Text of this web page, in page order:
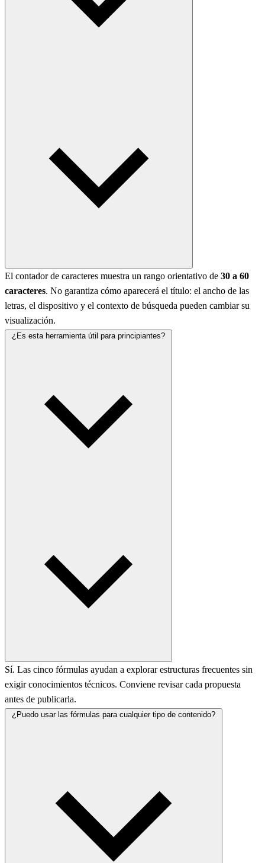
El contador de caracteres muestra un rango orientativo de 30 a 60
caracteres. No garantiza cómo aparecerá el título: el ancho de las
letras, el dispositivo y el contexto de búsqueda pueden cambiar su
visualización.
¿Es esta herramienta útil para principiantes?
Sí. Las cinco fórmulas ayudan a explorar estructuras frecuentes sin
exigir conocimientos técnicos. Conviene revisar cada propuesta
antes de publicarla.
¿Puedo usar las fórmulas para cualquier tipo de contenido?